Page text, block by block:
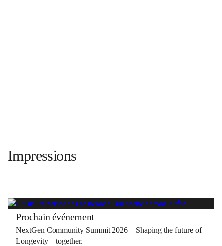
Impressions
Prochain événement
NextGen Community Summit 2026 – Shaping the future of
Longevity – together.